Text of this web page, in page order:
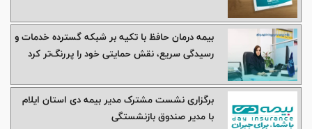
بیمه درمان حافظ با تکیه بر شبکه گسترده خدمات و
رسیدگی سریع، نقش حمایتی خود را پررنگ‌تر کرد
برگزاری نشست مشترک مدیر بیمه دی استان ایلام
با مدیر صندوق بازنشستگی